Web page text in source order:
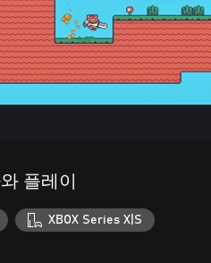
플레이
XBOX Series X|S